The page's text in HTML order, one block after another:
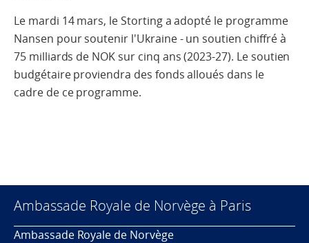
Le mardi 14 mars, le Storting a adopté le programme
Nansen pour soutenir l'Ukraine - un soutien chiffré à
75 milliards de NOK sur cinq ans (2023-27). Le soutien
budgétaire proviendra des fonds alloués dans le
cadre de ce programme.
Ambassade Royale de Norvège à Paris
Ambassade Royale de Norvège